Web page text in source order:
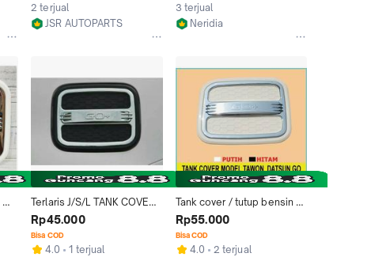
2 terjual
JSR AUTOPARTS
3 terjual
Neridia
Terlaris J/S/L TANK COVER
TUTUP TANGKI BENSIN
DATSUN GO + PANCA
HITAM
Rp45.000
Bisa COD
4.0
1 terjual
Tank cover / tutup bensin /
tengki / tangki nissan
datsun go putih
Rp55.000
Bisa COD
4.0
2 terjual